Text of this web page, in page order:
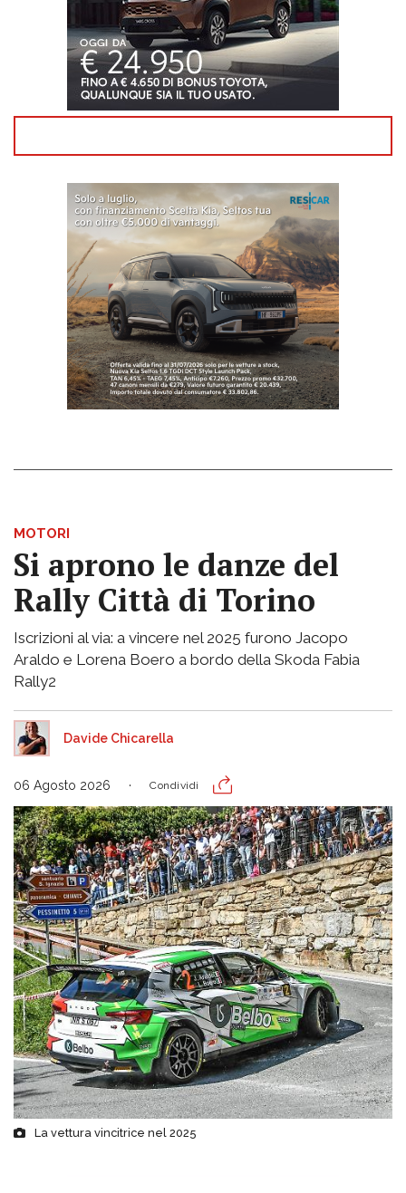
MOTORI
Si aprono le danze del
Rally Città di Torino
Iscrizioni al via: a vincere nel 2025 furono Jacopo
Araldo e Lorena Boero a bordo della Skoda Fabia
Rally2
Davide Chicarella
06 Agosto 2026 Condividi
La vettura vincitrice nel 2025